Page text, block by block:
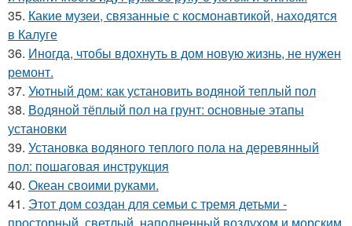
35. Какие музеи, связанные с космонавтикой, находятся
в Калуге
36. Иногда, чтобы вдохнуть в дом новую жизнь, не нужен
ремонт.
37. Уютный дом: как установить водяной теплый пол
38. Водяной тёплый пол на грунт: основные этапы
установки
39. Установка водяного теплого пола на деревянный
пол: пошаговая инструкция
40. Океан своими руками.
41. Этот дом создан для семьи с тремя детьми -
просторный, светлый, наполненный воздухом и морским